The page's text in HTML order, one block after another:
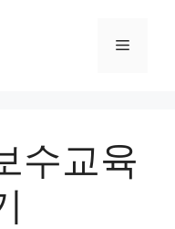
메
수교육